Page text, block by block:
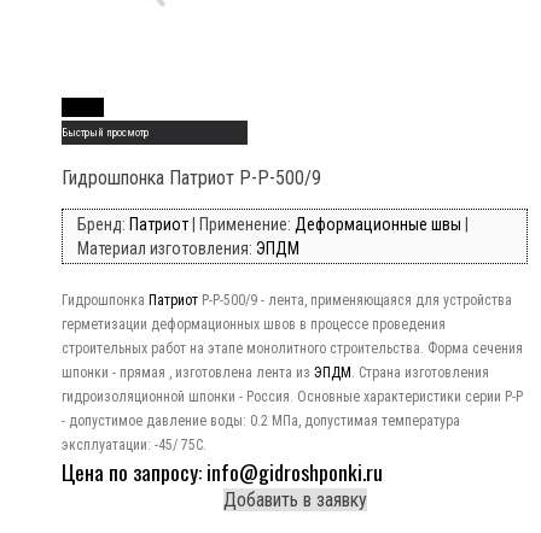
Быстрый просмотр
Гидрошпонка Патриот Р-Р-500/9
Бренд: Патриот | Применение: Деформационные швы
Материал изготовления: ЭПДМ
Гидрошпонка Патриот Р-Р-500/9 - лента, применяющаяся для устройства
герметизации деформационных швов в процессе проведения
строительных работ на этапе монолитного строительства. Форма сечения
шпонки - прямая , изготовлена лента из ЭПДМ . Страна изготовления
гидроизоляционной шпонки - Россия. Основные характеристики серии Р-Р
- допустимое давление воды: 0.2 МПа, допустимая температура
эксплуатации: -45/ 75C.
Цена по запросу: info@gidroshponki.ru
Добавить в заявку